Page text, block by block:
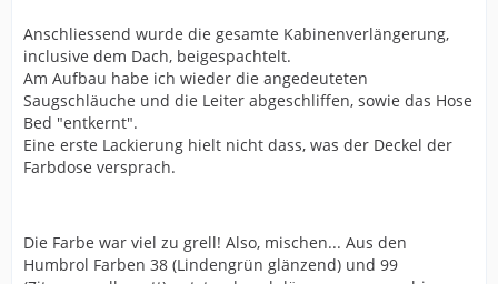
Anschliessend wurde die gesamte Kabinenverlängerung,
inclusive dem Dach, beigespachtelt.
Am Aufbau habe ich wieder die angedeuteten
Saugschläuche und die Leiter abgeschliffen, sowie das Hose
Bed "entkernt".
Eine erste Lackierung hielt nicht dass, was der Deckel der
Farbdose versprach.
Die Farbe war viel zu grell! Also, mischen... Aus den
Humbrol Farben 38 (Lindengrün glänzend) und 99